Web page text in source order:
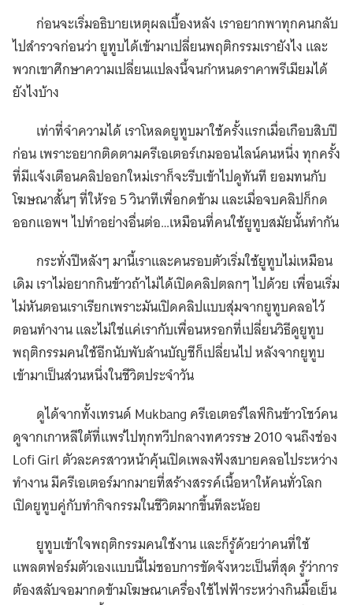
ก่อนจะเริ่มอธิบายเหตุผลเบื้องหลัง เราอยากพาทุกคนกลับ
ไปสำรวจก่อนว่า ยูทูบได้เข้ามาเปลี่ยนพฤติกรรมเรายังไง และ
พวกเขาศึกษาความเปลี่ยนแปลงนี้จนกำหนดราคาพรีเมียมได้
ยังไงบ้าง
เท่าที่จำความได้ เราโหลดยูทูบมาใช้ครั้งแรกเมื่อเกือบสิบปี
ก่อน เพราะอยากติดตามครีเอเตอร์เกมออนไลน์คนหนึ่ง ทุกครั้ง
ที่มีแจ้งเตือนคลิปออกใหม่เราก็จะรีบเข้าไปดูทันที ยอมทนกับ
โฆษณาสั้นๆ ที่ให้รอ 5 วินาทีเพื่อกดข้าม และเมื่อจบคลิปก็กด
ออกแอพฯ ไปทำอย่างอื่นต่อ…เหมือนที่คนใช้ยูทูบสมัยนั้นทำกัน
กระทั่งปีหลังๆ มานี้เราและคนรอบตัวเริ่มใช้ยูทูบไม่เหมือน
เดิม เราไม่อยากกินข้าวถ้าไม่ได้เปิดคลิปตลกๆ ไปด้วย เพื่อนเริ่ม
ไม่หันตอนเราเรียกเพราะมันเปิดคลิปแบบสุ่มจากยูทูบคลอไว้
ตอนทำงาน และไม่ใช่แค่เรากับเพื่อนหรอกที่เปลี่ยนวิธีดูยูทูบ
พฤติกรรมคนใช้อีกนับพับล้านบัญชีก็เปลี่ยนไป หลังจากยูทูบ
เข้ามาเป็นส่วนหนึ่งในชีวิตประจำวัน
ดูได้จากทั้งเทรนด์ Mukbang ครีเอเตอร์ไลฟ์กินข้าวโชว์คน
ดูจากเกาหลีใต้ที่แพร่ไปทุกทวีปกลางทศวรรษ 2010 จนถึงช่อง
Lofi Girl ตัวละครสาวหน้าคุ้นเปิดเพลงฟังสบายคลอไประหว่าง
ทำงาน มีครีเอเตอร์มากมายที่สร้างสรรค์เนื้อหาให้คนทั่วโลก
เปิดยูทูบคู่กับทำกิจกรรมในชีวิตมากขึ้นทีละน้อย
ยูทูบเข้าใจพฤติกรรมคนใช้งาน และก็รู้ด้วยว่าคนที่ใช้
แพลตฟอร์มตัวเองแบบนี้ไม่ชอบการขัดจังหวะเป็นที่สุด รู้ว่าการ
ต้องสลับจอมากดข้ามโฆษณาเครื่องใช้ไฟฟ้าระหว่างกินมื้อเย็น